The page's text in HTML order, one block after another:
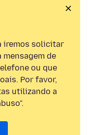
iremos solicitar
de
ou que
Por favor,
utilizando a